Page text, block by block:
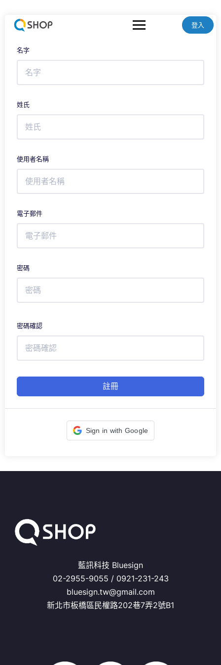
登入
名字
姓氏
使用者名稱
電子郵件
密碼
密碼確認
註冊
Sign in with Google
藍訊科技 Bluesign
02-2955-9055 / 0921-231-243
bluesign.tw@gmail.com
新北市板橋區民權路202巷7弄2號B1